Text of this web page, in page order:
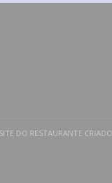
DO RESTAURANTE